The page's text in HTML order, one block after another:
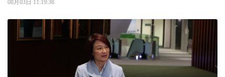
08月03日 11:19:38